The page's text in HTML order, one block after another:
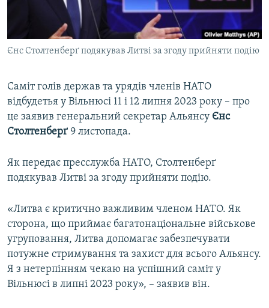
ВІДЕОУРОКИ «ELIFBE»
СВІДЧЕННЯ ОКУПАЦІЇ
УКРАЇНСЬКА ПРОБЛЕМА КРИМУ
Qırımtatar
Усі сайти RFE/RL
Єнс Столтенберґ подякував Литві за згоду прийняти подію
Саміт голів держав та урядів членів НАТО
відбудетья у Вільнюсі 11 і 12 липня 2023 року – про
це заявив генеральний секретар Альянсу Єнс
Столтенберґ 9 листопада.
Як передає пресслужба НАТО, Столтенберґ
подякував Литві за згоду прийняти подію.
«Литва є критично важливим членом НАТО. Як
сторона, що приймає багатонаціональне військове
угруповання, Литва допомагає забезпечувати
потужне стримування та захист для всього Альянсу.
Я з нетерпінням чекаю на успішний саміт у
Вільнюсі в липні 2023 року», – заявив він.